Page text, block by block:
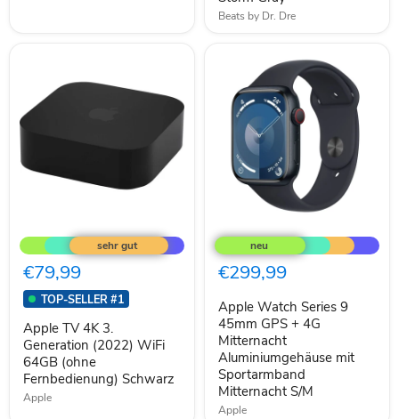
Beats by Dr. Dre
TV
4K
3.
Generation
(2022)
WiFi
64GB
(ohne
Fernbedienung)
Schwarz
€79,99
TOP-SELLER #1
Apple TV 4K 3.
Generation (2022) WiFi
64GB (ohne
Fernbedienung) Schwarz
Apple
Watch
Series
9
45mm
+
4G
Mitternacht
Aluminiumgehäuse
mit
Sportarmband
Mitternacht
S/M
€299,99
Apple Watch Series 9
45mm GPS + 4G
Mitternacht
Aluminiumgehäuse mit
Sportarmband
Mitternacht S/M
Apple